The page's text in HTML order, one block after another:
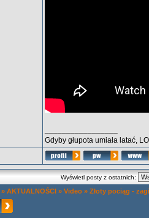
Gdyby głupota umiała latać,
Wyświetl posty z ostatnich:
» AKTUALNOŚCI » Video » Złoty pociąg -